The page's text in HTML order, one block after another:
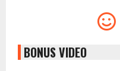
BONUS VIDEO